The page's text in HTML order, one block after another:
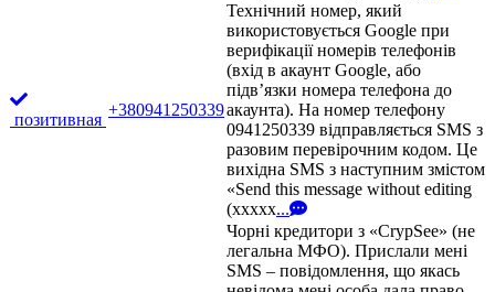
позитивная
+380941250339
Технічний номер, який
використовується Google при
верифікації номерів телефонів
(вхід в акаунт Google, або
підв’язки номера телефона до
акаунта). На номер телефону
0941250339 відправляється SMS з
разовим перевірочним кодом. Це
вихідна SMS з наступним змістом
«Send this message without editing
(xxxxx...
Чорні кредитори з «CrypSee» (не
легальна МФО). Прислали мені
SMS – повідомлення, що якась